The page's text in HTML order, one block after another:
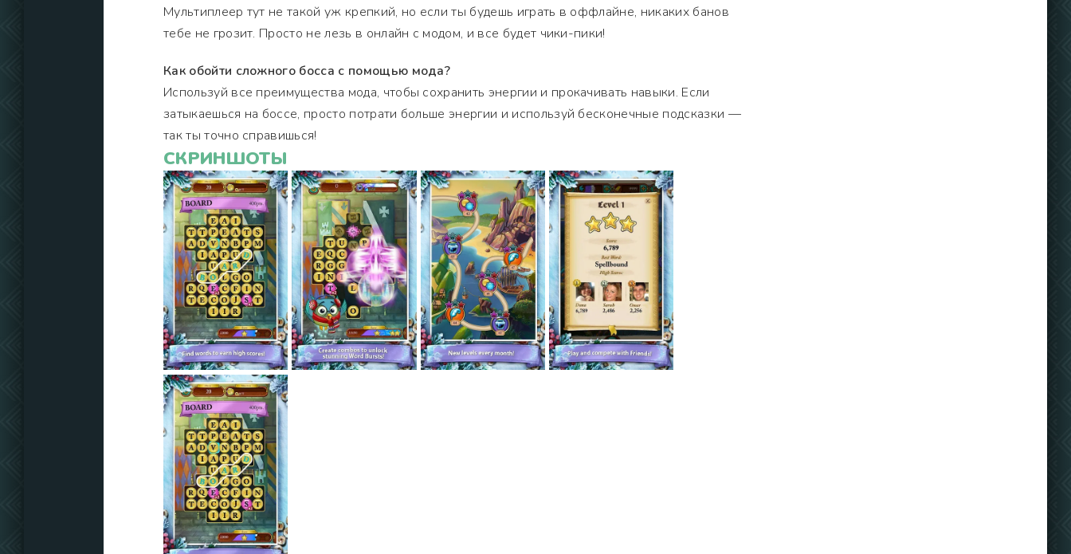
Мультиплеер тут не такой уж крепкий, но если ты будешь играть в оффлайне, никаких банов
тебе не грозит. Просто не лезь в онлайн с модом, и все будет чики-пики!
Как обойти сложного босса с помощью мода?
Используй все преимущества мода, чтобы сохранить энергии и прокачивать навыки. Если
затыкаешься на боссе, просто потрати больше энергии и используй бесконечные подсказки —
так ты точно справишься!
СКРИНШОТЫ